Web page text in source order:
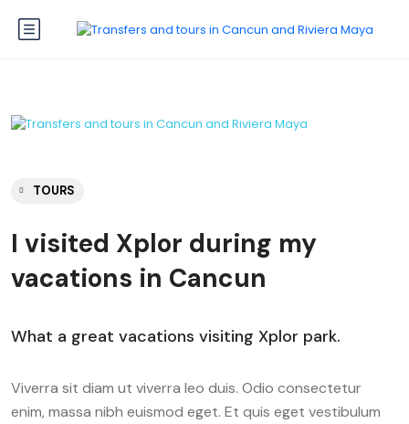
TOURS
I visited Xplor during my
vacations in Cancun
What a great vacations visiting Xplor park.
Viverra sit diam ut viverra leo duis. Odio consectetur
enim, massa nibh euismod eget. Et quis eget vestibulum